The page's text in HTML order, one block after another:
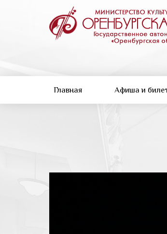
Главная Афиша и